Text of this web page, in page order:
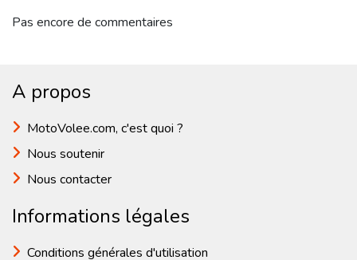
Pas encore de commentaires
A propos
MotoVolee.com, c'est quoi ?
Nous soutenir
Nous contacter
Informations légales
Conditions générales d'utilisation